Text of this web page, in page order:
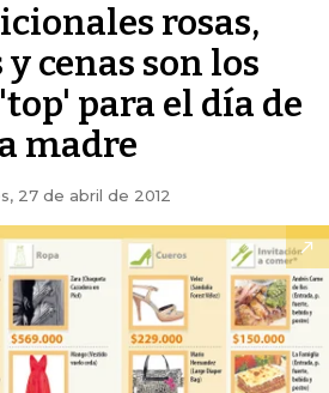
rosas,
cenas son los
para el día de
madre
27 de abril de 2012